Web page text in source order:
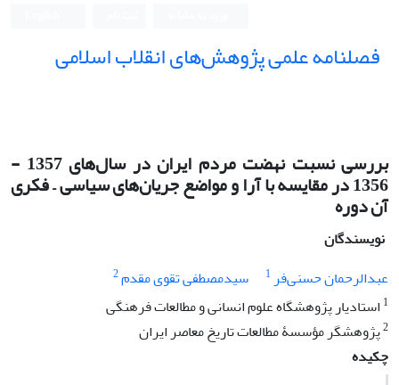
فصلنامه علمی پژوهش‌های انقلاب اسلامی
بررسی نسبت نهضت مردم ایران در سال‌های 1357 -
1356 در مقایسه با آرا و مواضع جریان‌های سیاسی – فکری
آن دوره
نویسندگان
عبدالرحمان حسنی‌فر1 سیدمصطفی تقوی مقدم2
1 استادیار پژوهشگاه علوم انسانی و مطالعات فرهنگی
2پژوهشگر مؤسسۀ مطالعات تاریخ معاصر ایران
چکیده